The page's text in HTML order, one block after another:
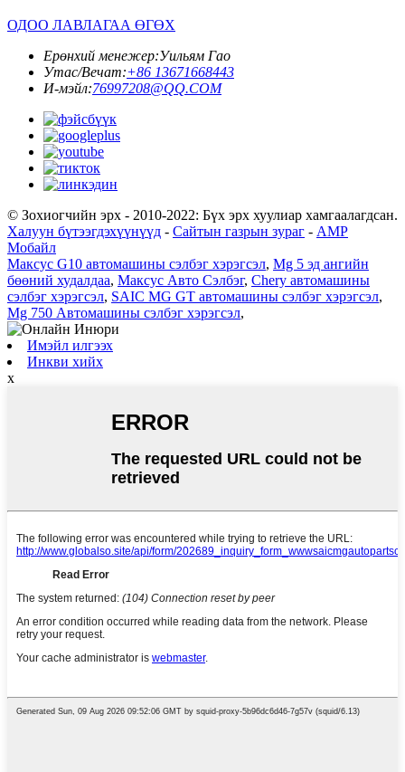
ОДОО ЛАВЛАГАА ӨГӨХ
Ерөнхий менежер:Уильям Гао
Утас/Вечат:+86 13671668443
И-мэйл:76997208@QQ.COM
© Зохиогчийн эрх - 2010-2022: Бүх эрх хуулиар хамгаалагдсан.
Халуун бүтээгдэхүүнүүд - Сайтын газрын зураг - AMP
Мобайл
Максус G10 автомашины сэлбэг хэрэгсэл, Mg 5 эд ангийн
бөөний худалдаа, Максус Авто Сэлбэг, Chery автомашины
сэлбэг хэрэгсэл, SAIC MG GT автомашины сэлбэг хэрэгсэл,
Mg 750 Автомашины сэлбэг хэрэгсэл,
Имэйл илгээх
Инкви хийх
x